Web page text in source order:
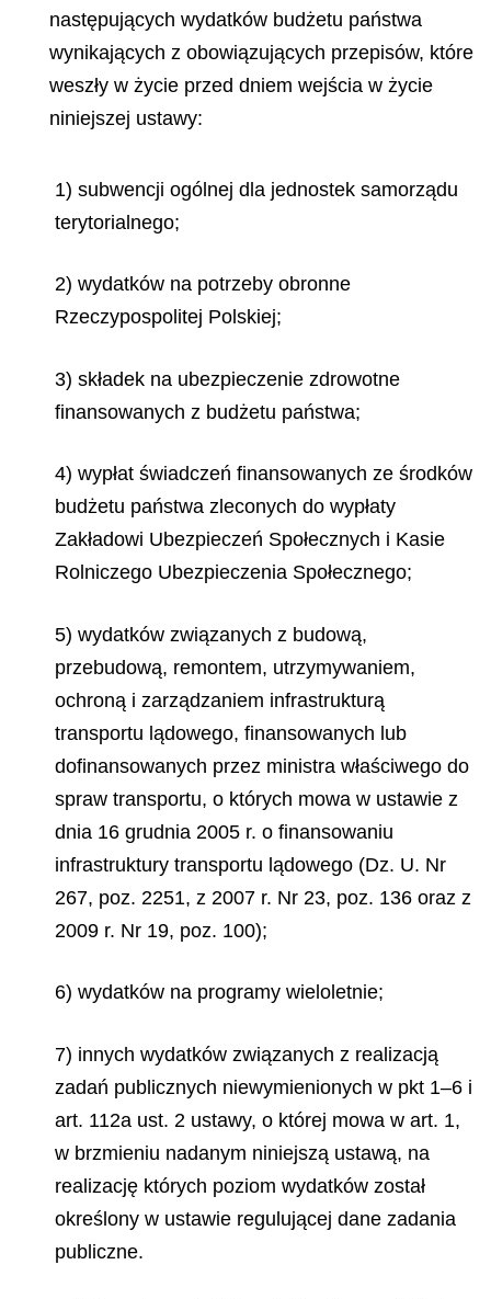
następujących wydatków budżetu państwa
wynikających z obowiązujących przepisów, które
weszły w życie przed dniem wejścia w życie
niniejszej ustawy:
1) subwencji ogólnej dla jednostek samorządu
terytorialnego;
2) wydatków na potrzeby obronne
Rzeczypospolitej Polskiej;
3) składek na ubezpieczenie zdrowotne
finansowanych z budżetu państwa;
4) wypłat świadczeń finansowanych ze środków
budżetu państwa zleconych do wypłaty
Zakładowi Ubezpieczeń Społecznych i Kasie
Rolniczego Ubezpieczenia Społecznego;
5) wydatków związanych z budową,
przebudową, remontem, utrzymywaniem,
ochroną i zarządzaniem infrastrukturą
transportu lądowego, finansowanych lub
dofinansowanych przez ministra właściwego do
spraw transportu, o których mowa w ustawie z
dnia 16 grudnia 2005 r. o finansowaniu
infrastruktury transportu lądowego (Dz. U. Nr
267, poz. 2251, z 2007 r. Nr 23, poz. 136 oraz z
2009 r. Nr 19, poz. 100);
6) wydatków na programy wieloletnie;
7) innych wydatków związanych z realizacją
zadań publicznych niewymienionych w pkt 1–6 i
art. 112a ust. 2 ustawy, o której mowa w art. 1,
w brzmieniu nadanym niniejszą ustawą, na
realizację których poziom wydatków został
określony w ustawie regulującej dane zadania
publiczne.